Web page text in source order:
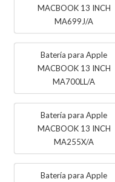
MACBOOK 13 INCH
MA699J/A
Batería para Apple
MACBOOK 13 INCH
MA700LL/A
Batería para Apple
MACBOOK 13 INCH
MA255X/A
Batería para Apple